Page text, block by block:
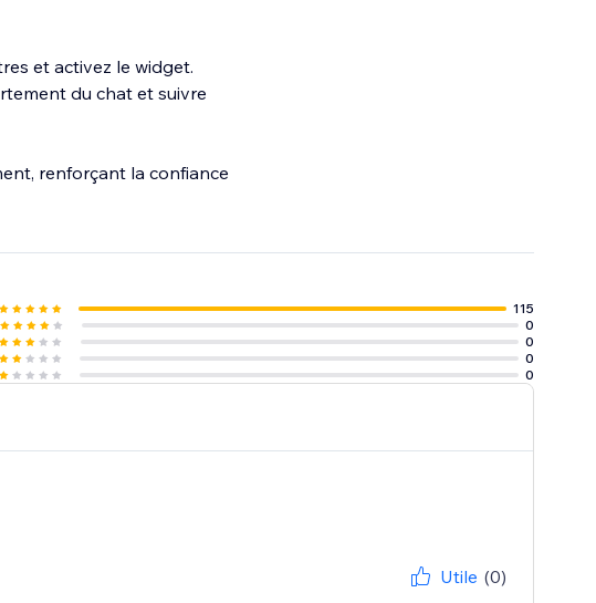
et activez le widget.
du chat et suivre
renforçant la confiance
115
0
0
0
0
Utile (0)